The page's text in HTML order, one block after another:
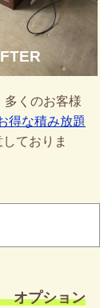
多くのお客様
得な積み放題
ておりま
プション